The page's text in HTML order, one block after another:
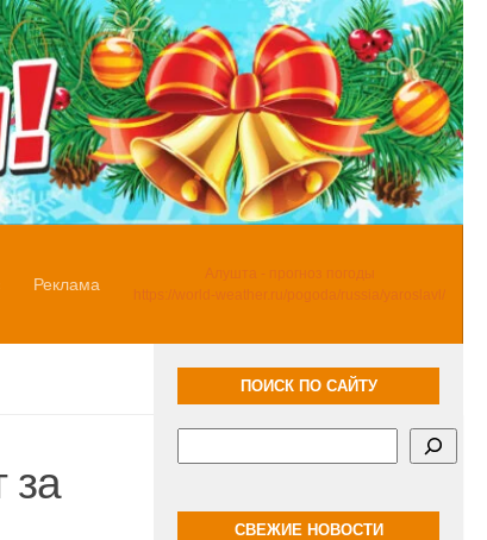
Реклама
Алушта - прогноз погоды
https://world-weather.ru/pogoda/russia/yaroslavl/
за
ПОИСК ПО САЙТУ
СВЕЖИЕ НОВОСТИ